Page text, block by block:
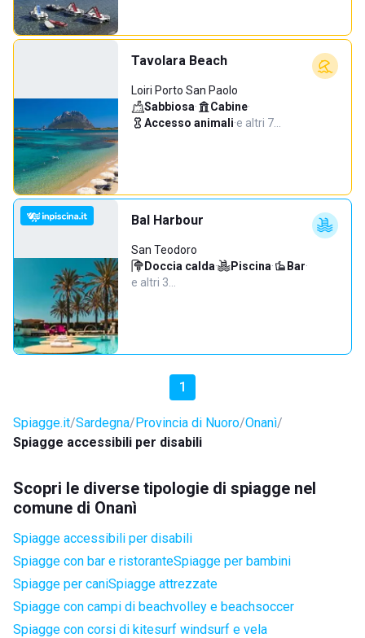
Tavolara Beach
Loiri Porto San Paolo
Sabbiosa· Cabine·
Accesso animali·e altri 7…
Bal Harbour
San Teodoro
Doccia calda· Piscina· Bar·
e altri 3…
1
Spiagge.it Sardegna Provincia di Nuoro Onanì
Spiagge accessibili per disabili
Scopri le diverse tipologie di spiagge nel
comune di Onanì
Spiagge accessibili per disabili
Spiagge con bar e ristoranteSpiagge per bambini
Spiagge per caniSpiagge attrezzate
Spiagge con campi di beachvolley e beachsoccer
Spiagge con corsi di kitesurf windsurf e vela